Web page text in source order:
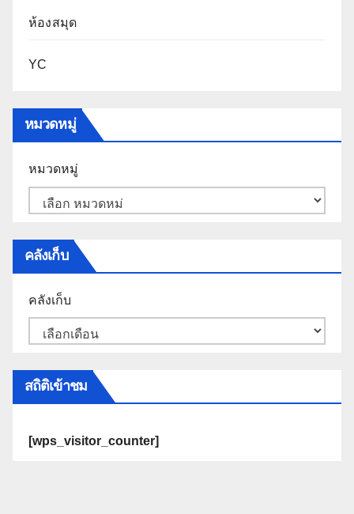
ห้องสมุด
YC
หมวดหมู่
หมวดหมู่
คลังเก็บ
คลังเก็บ
สถิติเข้าชม
[wps_visitor_counter]